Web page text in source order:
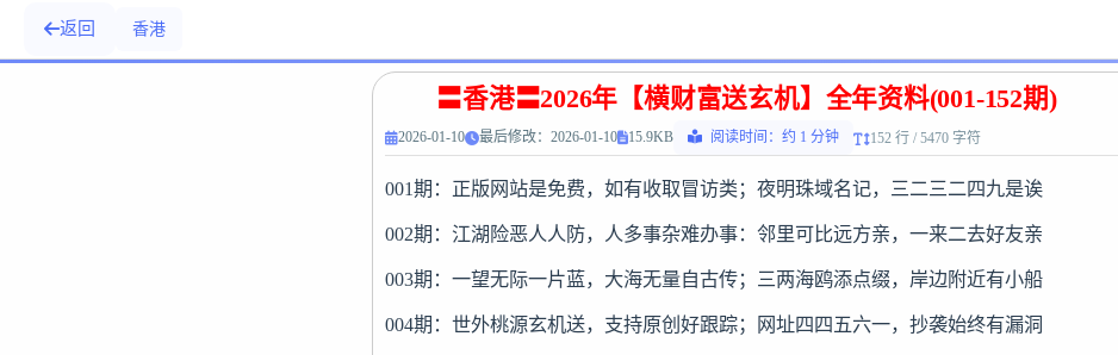
返回 香港
〓香港〓2026年【横财富送玄机】全年资料(001-152期)
2026-01-10 最后修改：2026-01-10 15.9KB 阅读时间：约 1 分钟 152 行 / 5470 字符
001期：正版网站是免费，如有收取冒访类；夜明珠域名记，三二三二四九是诶
002期：江湖险恶人人防，人多事杂难办事：邻里可比远方亲，一来二去好友亲
003期：一望无际一片蓝，大海无量自古传；三两海鸥添点缀，岸边附近有小船
004期：世外桃源玄机送，支持原创好跟踪；网址四四五六一，抄袭始终有漏洞